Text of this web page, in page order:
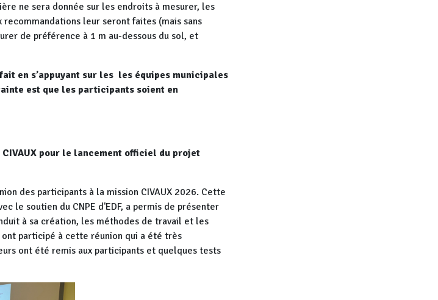
ne sera donnée sur les endroits à mesurer, les
leur seront faites (mais sans
de préférence à 1 m au-dessous du sol, et
en s’appuyant sur les les équipes municipales
est que les participants soient en
pour le lancement officiel du projet
des participants à la mission CIVAUX 2026. Cette
le soutien du CNPE d'EDF, a permis de présenter
à sa création, les méthodes de travail et les
participé à cette réunion qui a été très
ont été remis aux participants et quelques tests